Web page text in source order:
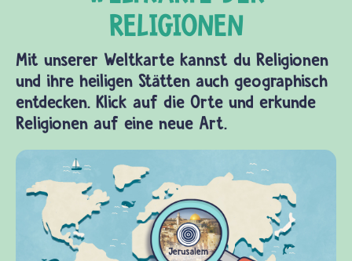
Mit unserer Weltkarte kannst du Religionen
und ihre heiligen Stätten auch geographisch
entdecken. Klick auf die Orte und erkunde
Religionen auf eine neue Art.